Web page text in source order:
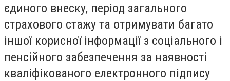
єдиного внеску, період загального
страхового стажу та отримувати багато
іншої корисної інформації з соціального і
пенсійного забезпечення за наявності
кваліфікованого електронного підпису